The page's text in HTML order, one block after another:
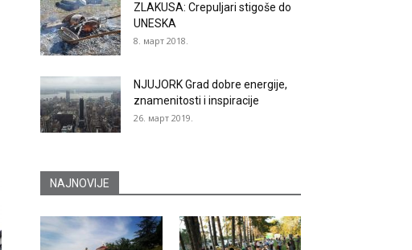
ZLAKUSA: Crepuljari stigoše do
UNESKA
8. март 2018.
NJUJORK Grad dobre energije,
znamenitosti i inspiracije
26. март 2019.
NAJNOVIJE